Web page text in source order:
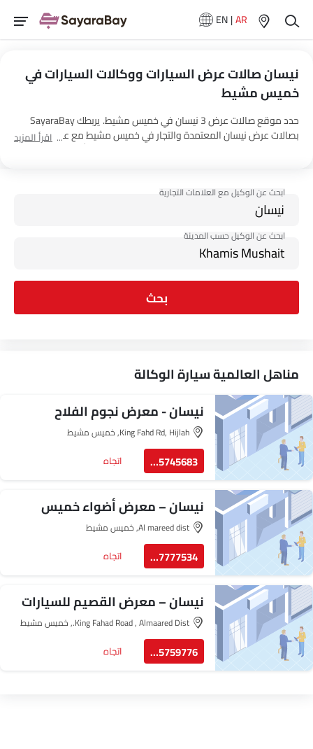
EN|AR
نيسان صالات عرض السيارات ووكالات السيارات في
خميس مشيط
حدد موقع صالات عرض 3 نيسان في خميس مشيط. يربطك SayaraBay
بصالات عرض نيسان المعتمدة والتجار في خميس مشيط مع عنوانهم
ومعلومات الاتصال الكاملة. لمزيد من المعلومات حول أسعار السيارات
اقرأ المزيد
بحث
مناهل العالمية سيارة الوكالة
نيسان - معرض نجوم الفلاح
King Fahd Rd, Hijlah, خميس مشيط
505745683 اتجاه
نيسان – معرض أضواء خميس
مشيط للسيارات
Al mareed dist, خميس مشيط
557777534 اتجاه
نيسان – معرض القصيم للسيارات
King Fahad Road , Almaared Dist., خميس مشيط
505759776 اتجاه